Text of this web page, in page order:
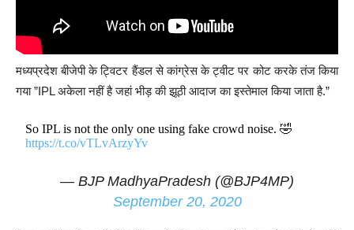
मध्यप्रदेश बीजेपी के ट्विटर हैंडल से कांग्रेस के ट्वीट पर कोट करके तंज किया
गया ”IPL अकेला नहीं है जहां भीड़ की झूठी आदाज का इस्तेमाल किया जाता है.”
So IPL is not the only one using fake crowd noise. 🤣
https://t.co/vTLvArzyYv
— BJP MadhyaPradesh (@BJP4MP)
September 20, 2020